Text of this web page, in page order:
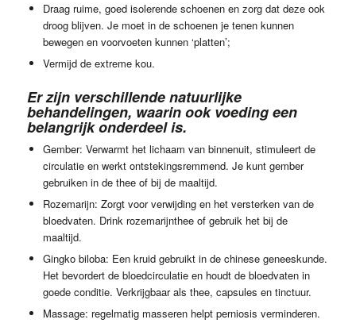
Draag ruime, goed isolerende schoenen en zorg dat deze ook
droog blijven. Je moet in de schoenen je tenen kunnen
bewegen en voorvoeten kunnen ‘platten’;
Vermijd de extreme kou.
Er zijn verschillende natuurlijke
behandelingen, waarin ook voeding een
belangrijk onderdeel is.
Gember: Verwarmt het lichaam van binnenuit, stimuleert de
circulatie en werkt ontstekingsremmend. Je kunt gember
gebruiken in de thee of bij de maaltijd.
Rozemarijn: Zorgt voor verwijding en het versterken van de
bloedvaten. Drink rozemarijnthee of gebruik het bij de
maaltijd.
Gingko biloba: Een kruid gebruikt in de chinese geneeskunde.
Het bevordert de bloedcirculatie en houdt de bloedvaten in
goede conditie. Verkrijgbaar als thee, capsules en tinctuur.
Massage: regelmatig masseren helpt perniosis verminderen.